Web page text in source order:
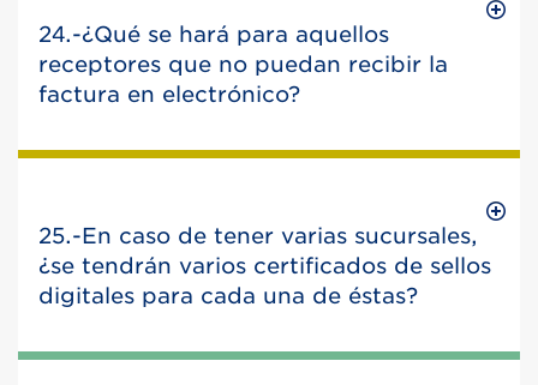
24.-¿Qué se hará para aquellos
receptores que no puedan recibir la
factura en electrónico?
25.-En caso de tener varias sucursales,
¿se tendrán varios certificados de sellos
digitales para cada una de éstas?